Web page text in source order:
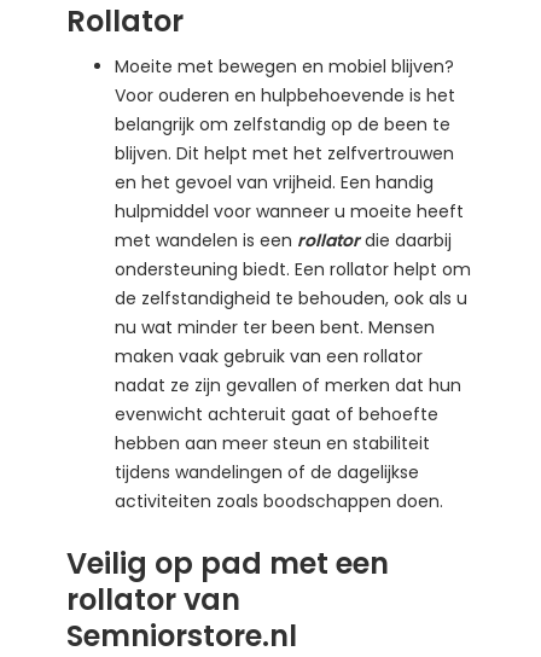
Rollator
Moeite met bewegen en mobiel blijven?
Voor ouderen en hulpbehoevende is het
belangrijk om zelfstandig op de been te
blijven. Dit helpt met het zelfvertrouwen
en het gevoel van vrijheid. Een handig
hulpmiddel voor wanneer u moeite heeft
met wandelen is een rollatordie daarbij
ondersteuning biedt. Een rollator helpt om
de zelfstandigheid te behouden, ook als u
nu wat minder ter been bent. Mensen
maken vaak gebruik van een rollator
nadat ze zijn gevallen of merken dat hun
evenwicht achteruit gaat of behoefte
hebben aan meer steun en stabiliteit
tijdens wandelingen of de dagelijkse
activiteiten zoals boodschappen doen.
Veilig op pad met een
rollator van
Semniorstore.nl